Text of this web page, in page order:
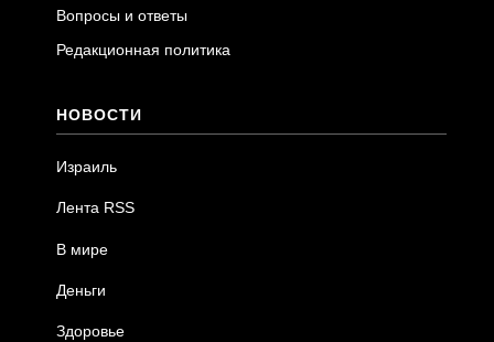
Вопросы и ответы
Редакционная политика
НОВОСТИ
Израиль
Лента RSS
В мире
Деньги
Здоровье